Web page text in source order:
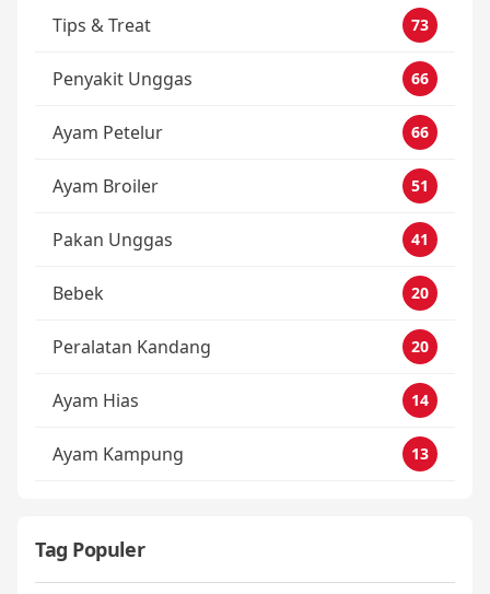
Tips & Treat 73
Penyakit Unggas 66
Ayam Petelur 66
Ayam Broiler 51
Pakan Unggas 41
Bebek 20
Peralatan Kandang 20
Ayam Hias 14
Ayam Kampung 13
Tag Populer